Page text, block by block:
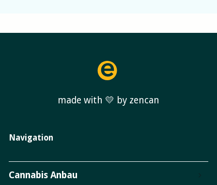
made with 💛 by zencan
Navigation
Cannabis Anbau